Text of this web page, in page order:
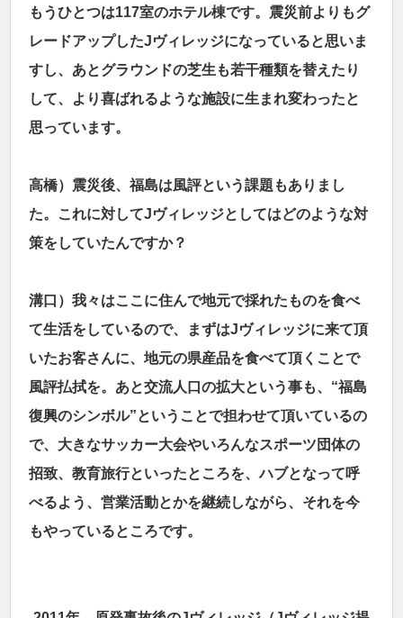
もうひとつは117室のホテル棟です。震災前よりもグ
レードアップしたJヴィレッジになっていると思いま
すし、あとグラウンドの芝生も若干種類を替えたり
して、より喜ばれるような施設に生まれ変わったと
思っています。
高橋）震災後、福島は風評という課題もありまし
た。これに対してJヴィレッジとしてはどのような対
策をしていたんですか？
溝口）我々はここに住んで地元で採れたものを食べ
て生活をしているので、まずはJヴィレッジに来て頂
いたお客さんに、地元の県産品を食べて頂くことで
風評払拭を。あと交流人口の拡大という事も、“福島
復興のシンボル”ということで担わせて頂いているの
で、大きなサッカー大会やいろんなスポーツ団体の
招致、教育旅行といったところを、ハブとなって呼
べるよう、営業活動とかを継続しながら、それを今
もやっているところです。